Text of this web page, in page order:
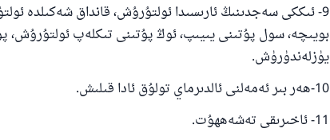
9- ئىككى سەجدىنىڭ ئارىسىدا ئولتۇرۇش، قانداق شەكىلدە
بويىچە، سول پۇتىنى يىيىپ، ئوڭ پۇتىنى تىكلەپ ئولتۇرۇش،
يۈزلەندۈرۈش.
10-ھەر بىر ئەمەلنى ئالدىرماي تولۇق ئادا قىلىش.
11- ئاخىرىقى تەشەھھۇت.